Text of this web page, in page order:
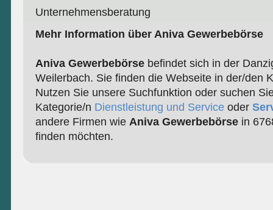
Unternehmensberatung
Mehr Information über Aniva Gewerbebörse
Aniva Gewerbebörsebefindet sich in der
Weilerbach. Sie finden die Webseite in der/den
Nutzen Sie unsere Suchfunktion oder suchen
Kategorie/n Dienstleistung und Serviceoder
andere Firmen wie Aniva Gewerbebörsein
finden möchten.